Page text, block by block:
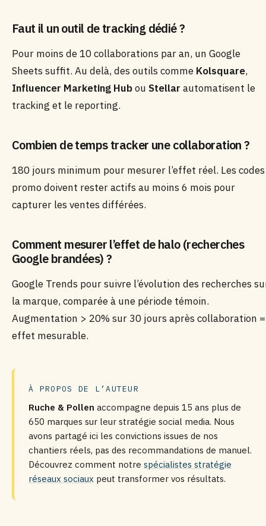
Faut il un outil de tracking dédié ?
Pour moins de 10 collaborations par an, un Google
Sheets suffit. Au delà, des outils comme Kolsquare,
Influencer Marketing Hubou Stellar automatisent le
tracking et le reporting.
Combien de temps tracker une collaboration ?
180 jours minimum pour mesurer l’effet réel. Les codes
promo doivent rester actifs au moins 6 mois pour
capturer les ventes différées.
Comment mesurer l’effet de halo (recherches
Google brandées) ?
Google Trends pour suivre l’évolution des recherches
la marque, comparée à une période témoin.
Augmentation > 20% sur 30 jours après collaboration =
effet mesurable.
À PROPOS DE L’AUTEUR
Ruche & Pollen accompagne depuis 15 ans plus de
650 marques sur leur stratégie social media. Nous
avons partagé ici les convictions issues de nos
chantiers réels, pas des recommandations de manuel.
Découvrez comment notre spécialistes stratégie
réseaux sociaux peut transformer vos résultats.